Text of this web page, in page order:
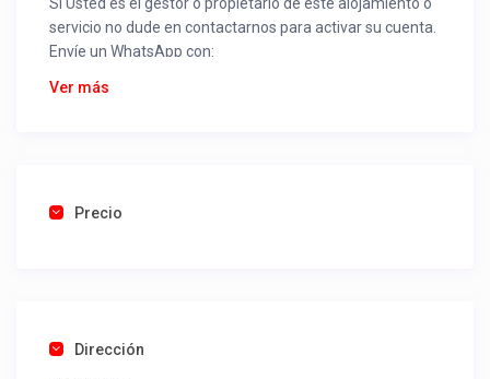
servicio no dude en contactarnos para activar su cuenta.
Envíe un WhatsApp con:
Nombre alojamiento o servicio
Una foto de cuenta de luz o agua o gas que acredite
como un profesional sin COMISIONES ni ESTAFAS.
Ver más
Precio
Dirección